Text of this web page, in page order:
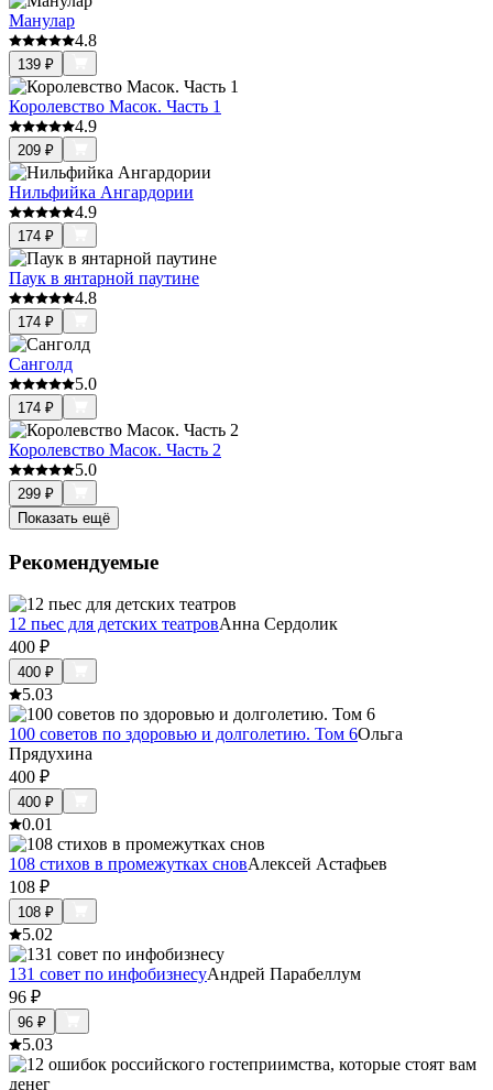
Манулар
4.8
139 ₽
Королевство Масок. Часть 1
4.9
209 ₽
Нильфийка Ангардории
4.9
174 ₽
Паук в янтарной паутине
4.8
174 ₽
Санголд
5.0
174 ₽
Королевство Масок. Часть 2
5.0
299 ₽
Показать ещё
Рекомендуемые
12 пьес для детских театровАнна Сердолик
400 ₽
400 ₽
5.03
100 советов по здоровью и долголетию. Том 6Ольга
Прядухина
400 ₽
400 ₽
0.01
108 стихов в промежутках сновАлексей Астафьев
108 ₽
108 ₽
5.02
131 совет по инфобизнесуАндрей Парабеллум
96 ₽
96 ₽
5.03